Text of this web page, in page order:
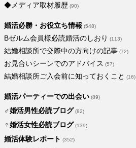
◆メディア取材履歴 (90)
婚活必勝・お役立ち情報 (548)
Bゼルム会員様必読婚活のしおり (113)
結婚相談所で交際中の方向けの記事 (72)
お見合いシーンでのアドバイス (57)
結婚相談所ご入会前に知っておくこと (16)
婚活パーティーでの出会い (89)
♂婚活男性必読ブログ (82)
♀婚活女性必読ブログ (139)
婚活体験レポート (352)